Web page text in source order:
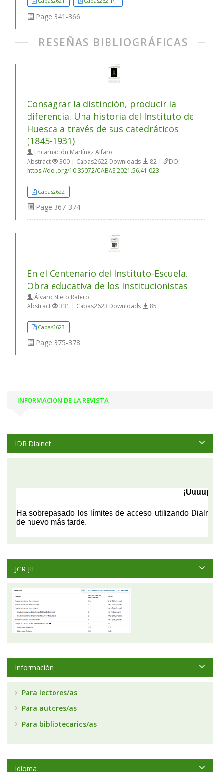
Page 341-366
RESEÑAS BIBLIOGRÁFICAS
Consagrar la distinción, producir la
diferencia. Una historia del Instituto de
Huesca a través de sus catedráticos
(1845-1931)
Encarnación Martínez Alfaro
Abstract
300 | Cabas2622 Downloads 82 |
DOI
https://doi.org/10.35072/CABAS.2021.56.41.023
Cabas2622
Page 367-374
En el Centenario del Instituto-Escuela.
Obra educativa de los Institucionistas
Álvaro Nieto Ratero
Abstract
331 | Cabas2623 Downloads 85
Cabas2623
Page 375-378
INFORMACIÓN DE LA REVISTA
IDR Dialnet
JCR-JIF
Información
Para lectores/as
Para autores/as
Para bibliotecarios/as
Idioma